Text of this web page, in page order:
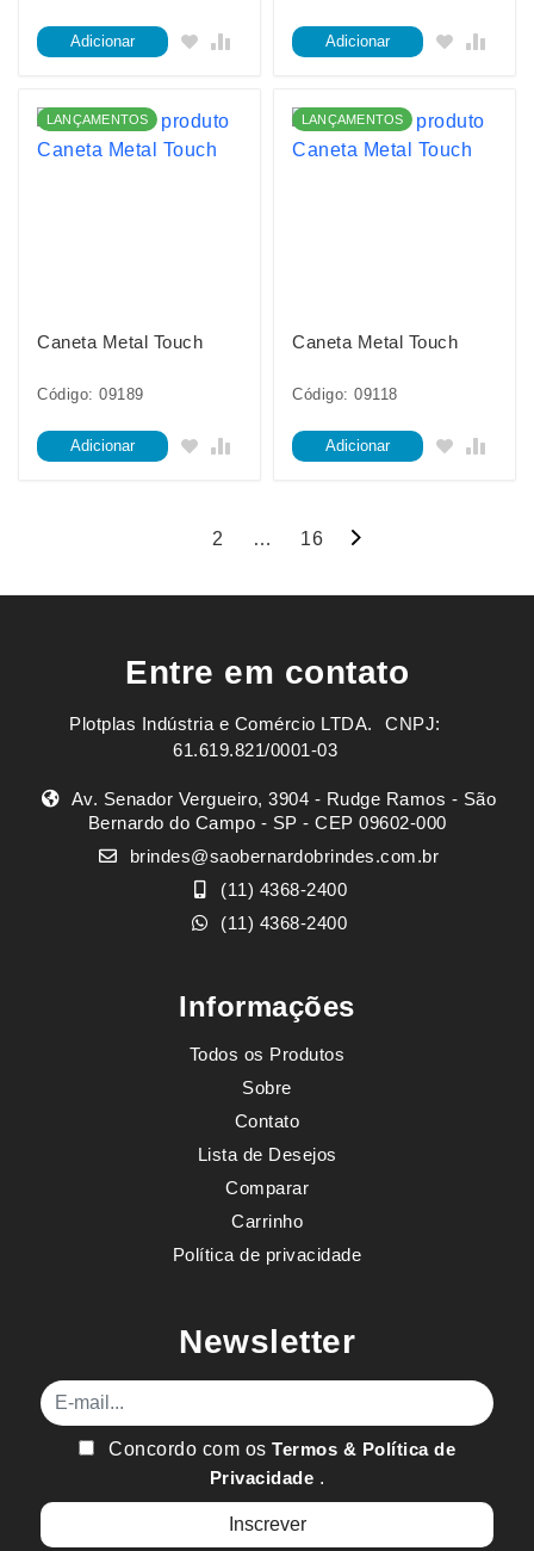
Adicionar Adicionar
LANÇAMENTOS
Caneta Metal Touch
Código: 09189
Adicionar
LANÇAMENTOS
Caneta Metal Touch
Código: 09118
Adicionar
Navegação
por
2 … 16
Entre em contato
Plotplas Indústria e Comércio LTDA. ㅤㅤㅤ CNPJ:
61.619.821/0001-03
Av. Senador Vergueiro, 3904 - Rudge Ramos - São
Bernardo do Campo - SP - CEP 09602-000
brindes@saobernardobrindes.com.br
(11) 4368-2400
(11) 4368-2400
Informações
Todos os Produtos
Sobre
Contato
Lista de Desejos
Comparar
Carrinho
Política de privacidade
Newsletter
E-mail
Concordo com osTermos & Política de
Privacidade .